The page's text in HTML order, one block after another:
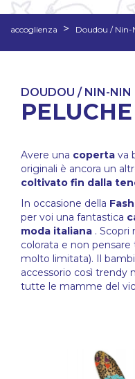
accoglienza Doudou / Nin-
DOUDOU / NIN-NIN
Avere una coperta va
originali è ancora un
coltivato fin dalla
In occasione della
per voi una fantastica
moda italiana . Scopri
colorata e non
molto limitata). Il
accessorio così trendy
tutte le mamme del